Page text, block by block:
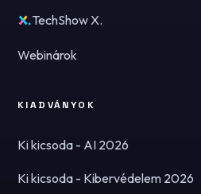
TechShow X.
Webinárok
KIADVÁNYOK
Ki kicsoda - AI 2026
Ki kicsoda - Kibervédelem 2026